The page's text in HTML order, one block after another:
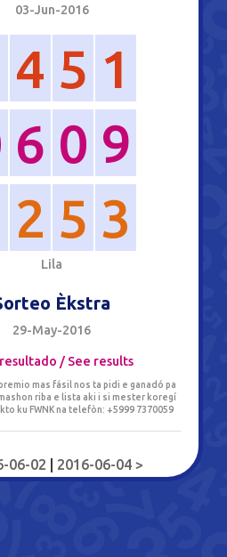
03-Jun-2016
4 5 1
6 0 9
2 5 3
Lila
Èkstra
29-May-2016
/ See results
mas fásil nos ta pidi e ganadó pa
riba e lista aki i si mester koregí
ku FWNK na telefòn: +5999 7370059
06-02 2016-06-04 >